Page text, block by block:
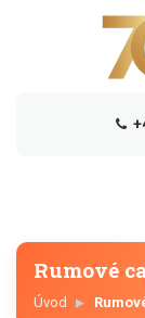
Rumové
Úvod